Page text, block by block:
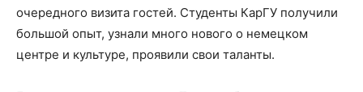
очередного визита гостей. Студенты КарГУ получили
большой опыт, узнали много нового о немецком
центре и культуре, проявили свои таланты.